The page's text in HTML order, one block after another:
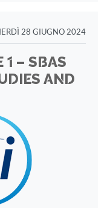
28 GIUGNO 2024
1 – SBAS
AND